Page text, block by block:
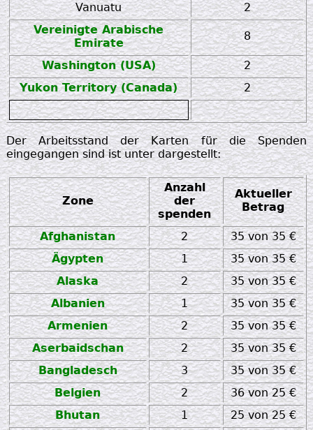
Vanuatu
2
Vereinigte Arabische
Emirate
8
Washington (USA)
2
Yukon Territory (Canada)
2
zz
Der Arbeitsstand der Karten für die Spenden
eingegangen sind ist unter dargestellt:
Zone
Anzahl
der
spenden
Aktueller
Betrag
Afghanistan 2
35 von 35 €
Ägypten
1
35 von 35 €
Alaska
2
35 von 35 €
Albanien
1
35 von 35 €
Armenien
2
35 von 35 €
Aserbaidschan
2
35 von 35 €
Bangladesch
3
35 von 35 €
Belgien
2
36 von 25 €
Bhutan
1
25 von 25 €